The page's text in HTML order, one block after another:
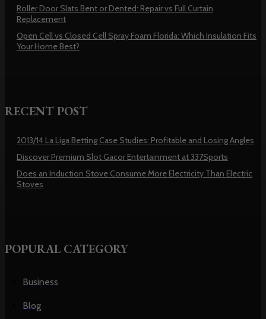
Roller Door Slats Bent or Dented: Repair vs Full Curtain
Replacement
Open Cell vs Closed Cell Spray Foam Florida: Which Insulation Fits
Your Home Best?
RECENT POST
2013/14 La Liga Betting Case Studies: Profitable and Losing Angles
Discover Premium Slot Gacor Entertainment at 337Sports
Does an Induction Stove Consume More Electricity Than Electric
Stoves
POPURAL CATEGORY
Business
Blog